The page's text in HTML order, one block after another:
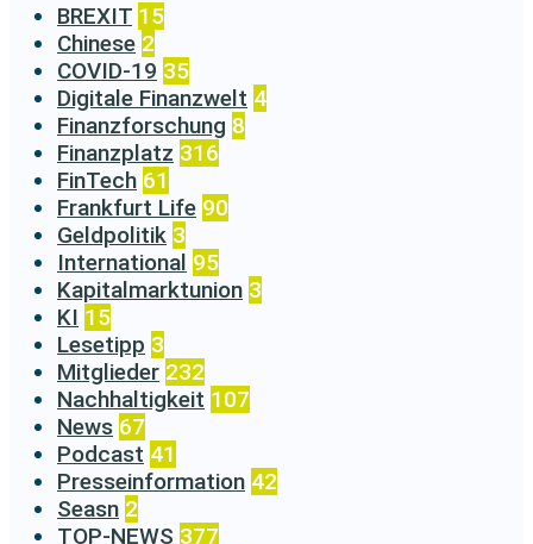
BREXIT 15
Chinese 2
COVID-19 35
Digitale Finanzwelt 4
Finanzforschung 8
Finanzplatz 316
FinTech 61
Frankfurt Life 90
Geldpolitik 3
International 95
Kapitalmarktunion 3
KI 15
Lesetipp 3
Mitglieder 232
Nachhaltigkeit 107
News 67
Podcast 41
Presseinformation 42
Seasn 2
TOP-NEWS 377